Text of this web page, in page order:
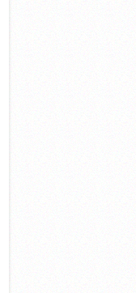
Μυκόνου
Νίκος